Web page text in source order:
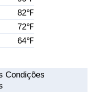
82℉
72℉
64℉
Condições